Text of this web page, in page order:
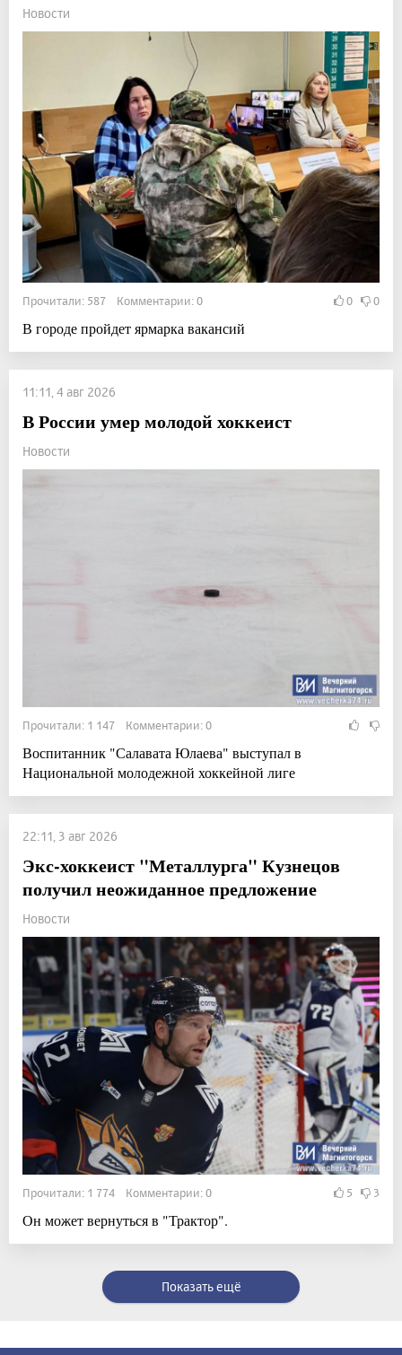
Новости
Прочитали: 587 Комментарии: 0 0 0
В городе пройдет ярмарка вакансий
11:11, 4 авг 2026
В России умер молодой хоккеист
Новости
Прочитали: 1 147 Комментарии: 0
Воспитанник "Салавата Юлаева" выступал в
Национальной молодежной хоккейной лиге
22:11, 3 авг 2026
Экс-хоккеист "Металлурга" Кузнецов
получил неожиданное предложение
Новости
Прочитали: 1 774 Комментарии: 0 5 3
Он может вернуться в "Трактор".
Показать ещё